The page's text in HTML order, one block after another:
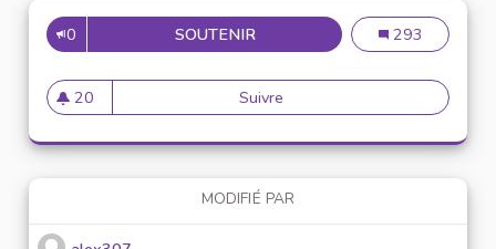
0 SOUTENIRMISE EN PLACE DEMise en place
293
20
20 abonnés
Suivre Mise en place de référents
MODIFIÉ PAR